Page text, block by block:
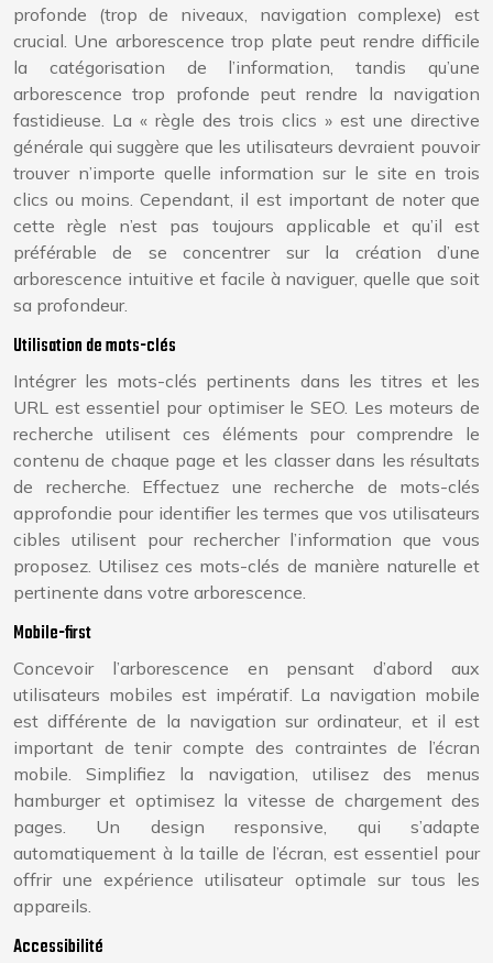
profonde (trop de niveaux, navigation complexe) est
crucial. Une arborescence trop plate peut rendre difficile
la catégorisation de l’information, tandis qu’une
arborescence trop profonde peut rendre la navigation
fastidieuse. La « règle des trois clics » est une directive
générale qui suggère que les utilisateurs devraient pouvoir
trouver n’importe quelle information sur le site en trois
clics ou moins. Cependant, il est important de noter que
cette règle n’est pas toujours applicable et qu’il est
préférable de se concentrer sur la création d’une
arborescence intuitive et facile à naviguer, quelle que soit
sa profondeur.
Utilisation de mots-clés
Intégrer les mots-clés pertinents dans les titres et les
URL est essentiel pour optimiser le SEO. Les moteurs de
recherche utilisent ces éléments pour comprendre le
contenu de chaque page et les classer dans les résultats
de recherche. Effectuez une recherche de mots-clés
approfondie pour identifier les termes que vos utilisateurs
cibles utilisent pour rechercher l’information que vous
proposez. Utilisez ces mots-clés de manière naturelle et
pertinente dans votre arborescence.
Mobile-first
Concevoir l’arborescence en pensant d’abord aux
utilisateurs mobiles est impératif. La navigation mobile
est différente de la navigation sur ordinateur, et il est
important de tenir compte des contraintes de l’écran
mobile. Simplifiez la navigation, utilisez des menus
hamburger et optimisez la vitesse de chargement des
pages. Un design responsive, qui s’adapte
automatiquement à la taille de l’écran, est essentiel pour
offrir une expérience utilisateur optimale sur tous les
appareils.
Accessibilité